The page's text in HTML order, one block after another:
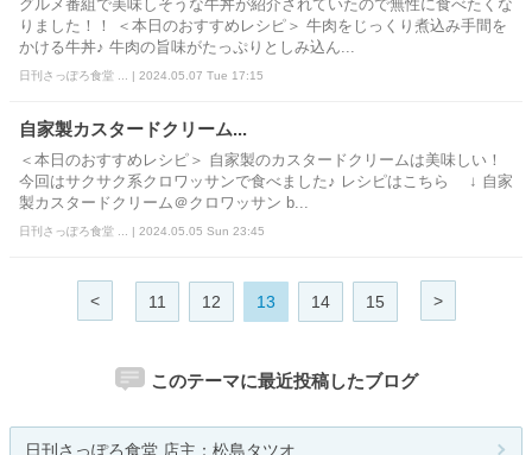
グルメ番組で美味しそうな牛丼が紹介されていたので無性に食べたくな
りました！！ ＜本日のおすすめレシピ＞ 牛肉をじっくり煮込み手間を
かける牛丼♪ 牛肉の旨味がたっぷりとしみ込ん...
日刊さっぽろ食堂 ... | 2024.05.07 Tue 17:15
自家製カスタードクリーム...
＜本日のおすすめレシピ＞ 自家製のカスタードクリームは美味しい！
今回はサクサク系クロワッサンで食べました♪ レシピはこちら ↓ 自家
製カスタードクリーム＠クロワッサン b...
日刊さっぽろ食堂 ... | 2024.05.05 Sun 23:45
< 11 12 13 14 15 >
このテーマに最近投稿したブログ
日刊さっぽろ食堂 店主：松島タツオ